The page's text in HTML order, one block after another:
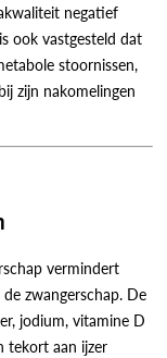
negatief
ook vastgesteld dat
stoornissen,
zijn nakomelingen
vermindert
zwangerschap. De
jodium, vitamine D
tekort aan ijzer